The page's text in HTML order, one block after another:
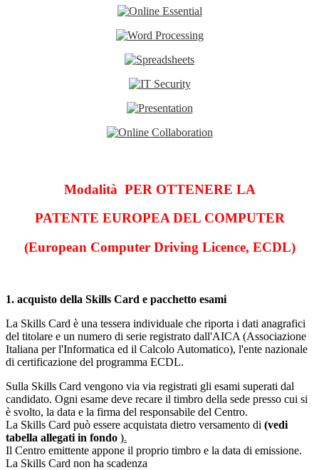
Modalità PER OTTENERE LA
PATENTE EUROPEA DEL COMPUTER
(European Computer Driving Licence, ECDL)
1. acquisto della Skills Card e pacchetto esami
La Skills Card è una tessera individuale che riporta i dati anagrafici
del titolare e un numero di serie registrato dall'AICA (Associazione
Italiana per l'Informatica ed il Calcolo Automatico), l'ente nazionale
di certificazione del programma ECDL.
Sulla Skills Card vengono via via registrati gli esami superati dal
candidato. Ogni esame deve recare il timbro della sede presso cui si
è svolto, la data e la firma del responsabile del Centro.
La Skills Card può essere acquistata dietro versamento di (vedi
tabella allegati in fondo ).
Il Centro emittente appone il proprio timbro e la data di emissione.
La Skills Card non ha scadenza